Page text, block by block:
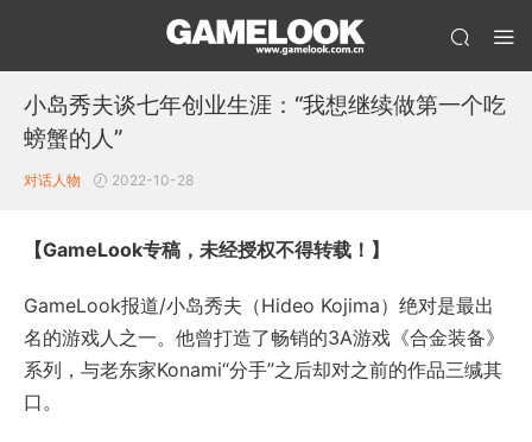
小岛秀夫谈七年创业生涯：“我想继续做第一个吃
螃蟹的人”
对话人物 2022-10-28
【GameLook专稿，未经授权不得转载！】
GameLook报道/小岛秀夫（Hideo Kojima）绝对是最出
名的游戏人之一。他曾打造了畅销的3A游戏《合金装备》
系列，与老东家Konami“分手”之后却对之前的作品三缄其
口。